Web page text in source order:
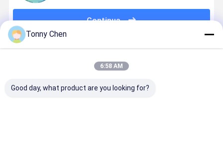
Continua
Tonny Chen
6:58 AM
Good day, what product are you looking for?